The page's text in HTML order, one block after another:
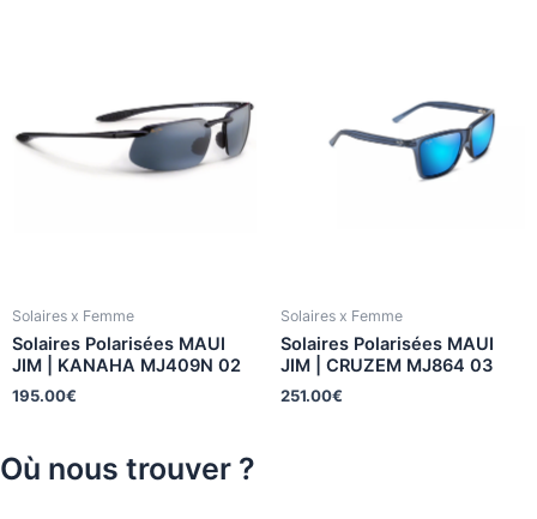
Solaires x Femme
Solaires Polarisées MAUI
JIM | KANAHA MJ409N 02
195.00€
Solaires x Femme
Solaires Polarisées MAUI
JIM | CRUZEM MJ864 03
251.00€
Où nous trouver ?